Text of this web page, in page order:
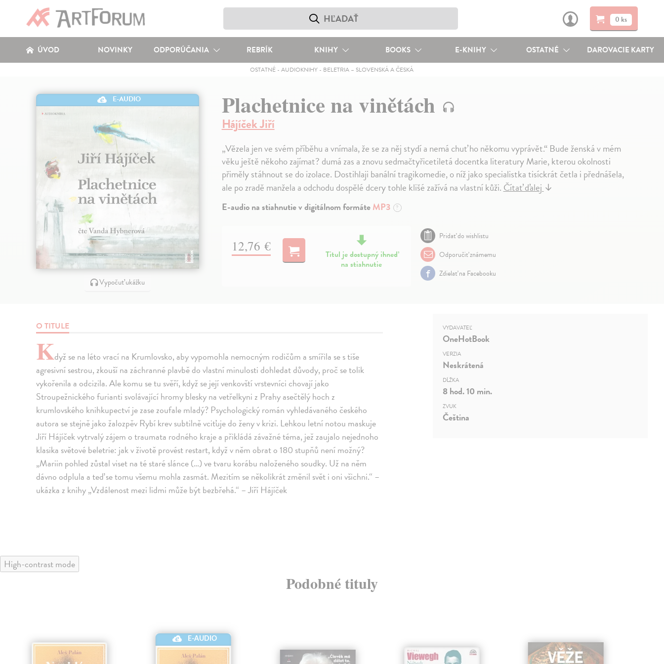
0 ks
ÚVOD NOVINKY ODPORÚČANIA REBRÍK KNIHY BOOKS E-KNIHY OSTATNÉ DAROVACIE KARTY
OSTATNÉ -AUDIOKNIHY - BELETRIA – SLOVENSKÁ A ČESKÁ
E-AUDIO
Vypočuť ukážku
Plachetnice na vinětách
Hájíček Jiří
„Vězela jen ve svém příběhu a vnímala, že se za něj stydí a nemá chuť ho někomu vyprávět.“ Bude ženská v mém
věku ještě někoho zajímat? dumá zas a znovu sedmačtyřicetiletá docentka literatury Marie, kterou okolnosti
přiměly stáhnout se do izolace. Dostihlaji banální tragikomedie, o níž jako specialistka tisíckrát četla i přednášela,
ale po zradě manžela a odchodu dospělé dcery tohle klišé zažívá na vlastní kůži.Čítať ďalej↓
E-audio na stiahnutie v digitálnom formáteMP3 ?
12,76 €
Titul je dostupný ihneď
na stiahnutie
Pridať do wishlistu
Odporučiť známemu
Zdielať na Facebooku
O TITULE
Když se na léto vrací na Krumlovsko, aby vypomohla nemocným rodičům a smířila se s tiše
agresivní sestrou, zkouší na záchranné plavbě do vlastní minulosti dohledat důvody, proč se tolik
vykořenila a odcizila. Ale komu se tu svěří, když se její venkovští vrstevníci chovají jako
Stroupežnického furianti svolávající hromy blesky na vetřelkyni z Prahy asečtělý hoch z
krumlovského knihkupectví je zase zoufale mladý? Psychologický román vyhledávaného českého
autora se stejně jako žalozpěv Rybí krev subtilně vciťuje do ženy v krizi. Lehkou letní notou maskuje
Jiří Hájíček vytrvalý zájem o traumata rodného kraje a přikládá závažné téma, jež zaujalo nejednoho
klasika světové beletrie: jak v životě provést restart, když v něm obrat o 180 stupňů není možný?
„Mariin pohled zůstal viset na té staré slánce (…) ve tvaru korábu naloženého soudky. Už na něm
dávno odplula a teď se tomu všemu mohla zasmát. Mezitím se několikrát změnil svět i oni všichni.“ –
ukázka z knihy „Vzdálenost mezi lidmi může být bezbřehá.“ – Jiří Hájíček
VYDAVATEĽ
OneHotBook
VERZIA
Neskrátená
DĹŽKA
8 hod. 10 min.
ZVUK
Čeština
High-contrast mode
Podobné tituly
E-AUDIO